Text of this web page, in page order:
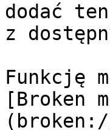
dodać
z
Funkcję
[Broken